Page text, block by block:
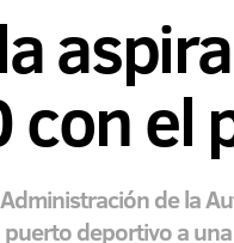
el
de la
deportivo a